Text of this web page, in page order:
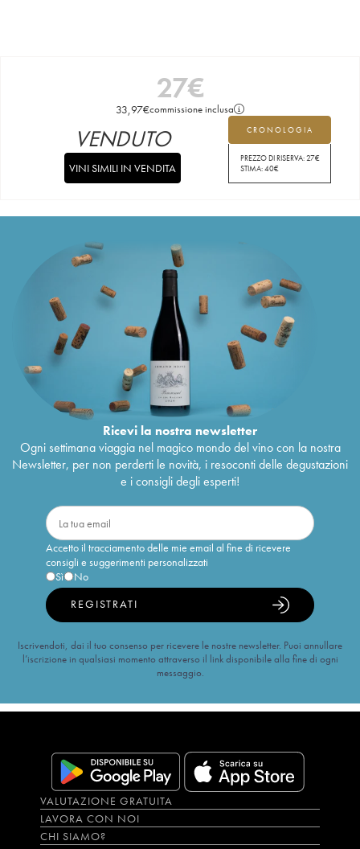
27€
33,97€commissione inclusa
CRONOLOGIA
PREZZO DI RISERVA:27€
STIMA:40€
VENDUTO
VINI SIMILI IN VENDITA
Ricevi la nostra newsletter
Ogni settimana viaggia nel magico mondo del vino con la nostra
Newsletter, per non perderti le novità, i resoconti delle degustazioni
e i consigli degli esperti!
Accetto il tracciamento delle mie email al fine di ricevere
consigli e suggerimenti personalizzati
Sì
No
REGISTRATI
Iscrivendoti, dai il tuo consenso per ricevere le nostre newsletter. Puoi annullare
l’iscrizione in qualsiasi momento attraverso il link disponibile alla fine di ogni
messaggio.
VALUTAZIONE GRATUITA
LAVORA CON NOI
CHI SIAMO?